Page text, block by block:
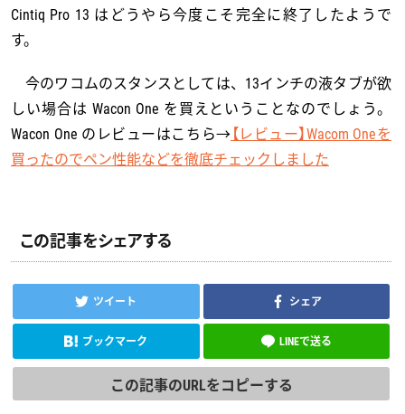
Cintiq Pro 13 はどうやら今度こそ完全に終了したようで
す。
今のワコムのスタンスとしては、13インチの液タブが欲
しい場合は Wacon One を買えということなのでしょう。
Wacon One のレビューはこちら→【レビュー】Wacom Oneを
買ったのでペン性能などを徹底チェックしました
この記事をシェアする
ツイート シェア
ブックマーク LINEで送る
この記事のURLをコピーする